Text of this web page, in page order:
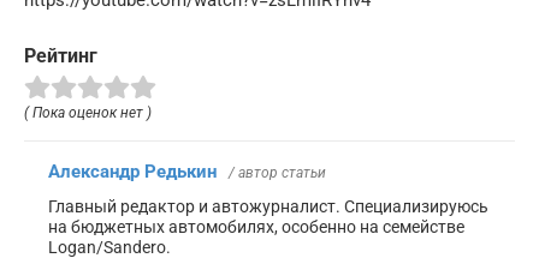
Рейтинг
( Пока оценок нет )
Александр Редькин / автор статьи
Главный редактор и автожурналист. Специализируюсь
на бюджетных автомобилях, особенно на семействе
Logan/Sandero.